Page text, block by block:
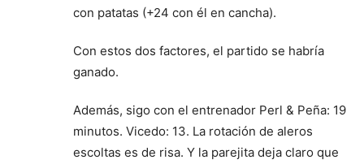
con patatas (+24 con él en cancha).
Con estos dos factores, el partido se habría
ganado.
Además, sigo con el entrenador Perl & Peña: 19
minutos. Vicedo: 13. La rotación de aleros
escoltas es de risa. Y la parejita deja claro que